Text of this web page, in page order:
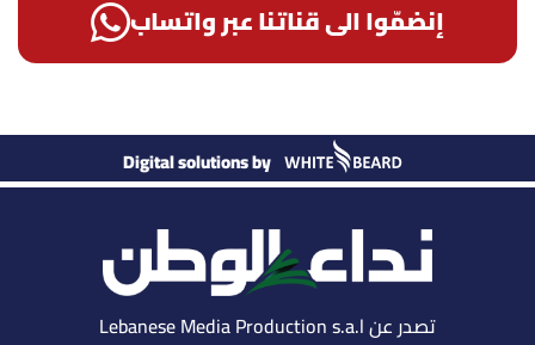
إنضمّوا الى قناتنا عبر واتساب
Digital solutions by
تصدر عن Lebanese Media Production s.a.l